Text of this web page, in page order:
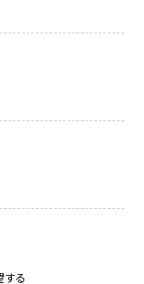
する